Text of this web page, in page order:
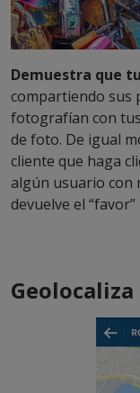
Demuestra que
compartiendo sus
fotografían con
de foto. De igual
cliente que haga
algún usuario con
devuelve el “favor”